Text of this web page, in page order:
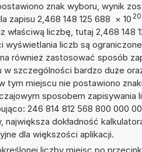
znak wyboru, wynik
zapisu 2,468 148 125 688 × 10 20
właściwą liczbę, tutaj 2,468 148
liczb są
również zastosować sposób
w szczególności bardzo duże
tym miejscu nie postawiono
sposobem zapisywania
246 814 812 568 800 000
dokładność
dla większości aplikacji.